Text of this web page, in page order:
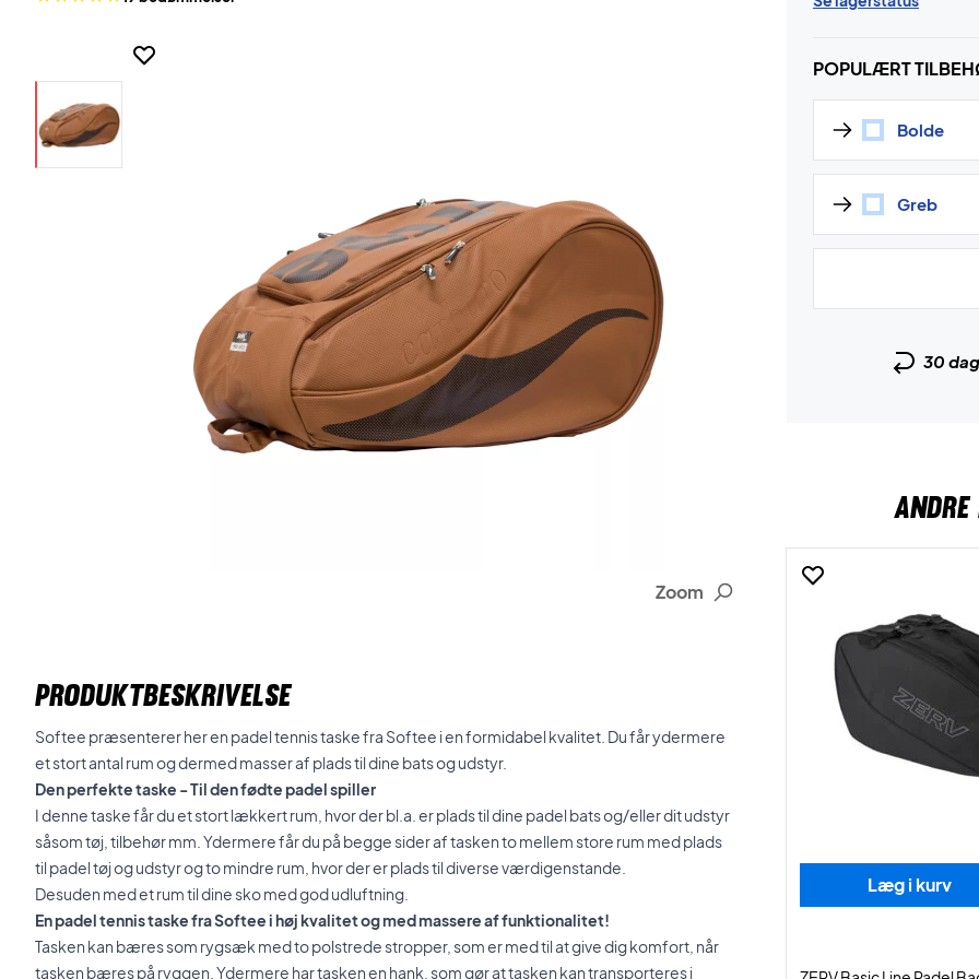
Zoom
PRODUKTBESKRIVELSE
Softee præsenterer her en padel tennis taske fra Softee i en formidabel kvalitet. Du får ydermere
et stort antal rum og dermed masser af plads til dine bats og udstyr.
Den perfekte taske - Til den fødte padel spiller
I denne taske får du et stort lækkert rum, hvor der bl.a. er plads til dine padel bats og/eller dit udstyr
såsom tøj, tilbehør mm. Ydermere får du på begge sider af tasken to mellem store rum med plads
til padel tøj og udstyr og to mindre rum, hvor der er plads til diverse værdigenstande.
Desuden med et rum til dine sko med god udluftning.
En padel tennis taske fra Softee i høj kvalitet og med massere af funktionalitet!
Tasken kan bæres som rygsæk med to polstrede stropper, som er med til at give dig komfort, når
tasken bæres på ryggen. Ydermere har tasken en hank, som gør at tasken kan transporteres i
POPULÆRT
Bolde
Greb
30
Læg i kurv